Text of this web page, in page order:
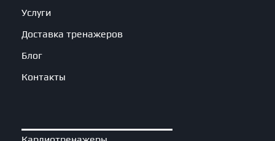
Услуги
Доставка тренажеров
Блог
Контакты